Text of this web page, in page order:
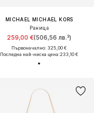
MICHAEL MICHAEL KORS
Раница
259,00 €(506,56 лв.³)
Първоначално: 325,00 €
Последна най-ниска цена:233,10 €